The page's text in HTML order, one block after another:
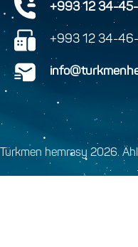
+993 12 34-
+993 12 34-
Türkmen hemrasy 2026.